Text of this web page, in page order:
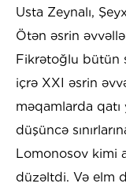
Usta Zeynalı,
Ötən əsrin
Fikrətoğlu bütün
içrə XXI əsrin
məqamlarda qatı
düşüncə
Lomonosov kimi
düzəltdi. Və elm